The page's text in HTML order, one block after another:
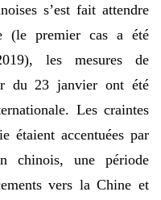
s’est fait attendre
(le premier cas a été
les mesures de
du 23 janvier ont été
Les craintes
étaient accentuées par
chinois, une période
vers la Chine et